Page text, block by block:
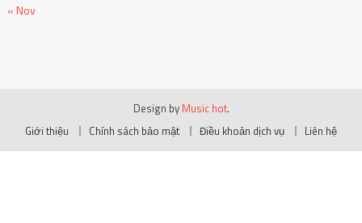
« Nov
Design by Music hot.
Giới thiệu
Chính sách bảo mật Điều khoản dịch vụ Liên hệ